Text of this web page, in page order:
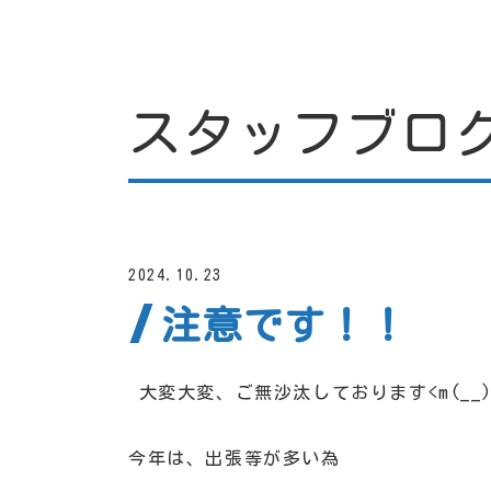
スタッフブロ
2024.10.23
注意です！！
大変大変、ご無沙汰しております
今年は、出張等が多い為